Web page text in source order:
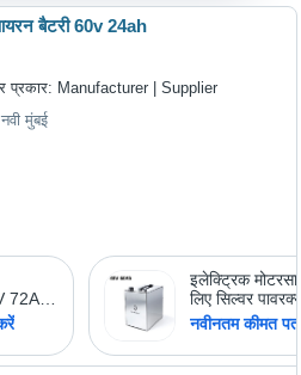
बैटरी 60v 24ah
प्रकार: Manufacturer | Supplier
नवी मुंबई
इलेक्ट्रिक
लिए सिल्वर
60Ah लिथियम
नवीनतम कीमत